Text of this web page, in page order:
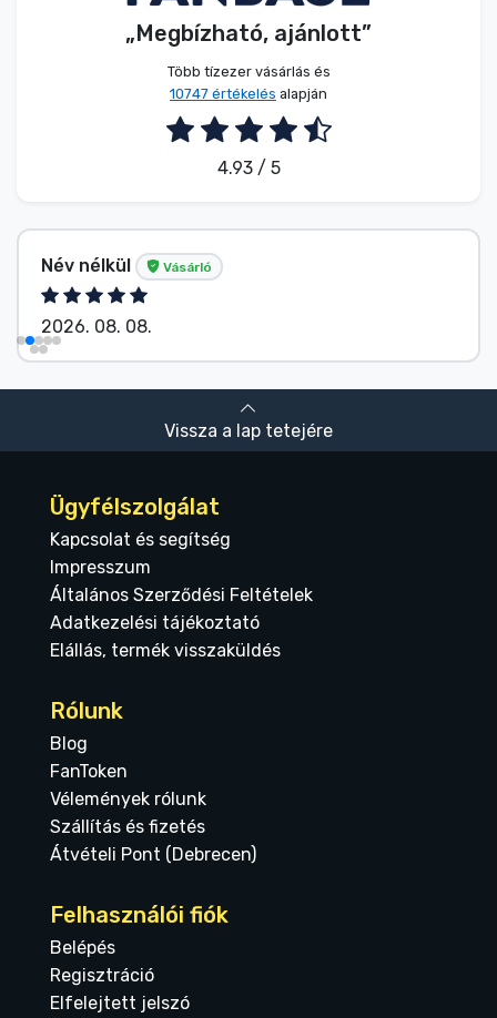
„Megbízható, ajánlott”
Több tízezer vásárlás és
10747 értékelés alapján
4.93 / 5
Név nélkül Vásárló
2026. 08. 08.
Vissza a lap tetejére
Ügyfélszolgálat
Kapcsolat és segítség
Impresszum
Általános Szerződési Feltételek
Adatkezelési tájékoztató
Elállás, termék visszaküldés
Rólunk
Blog
FanToken
Vélemények rólunk
Szállítás és fizetés
Átvételi Pont (Debrecen)
Felhasználói fiók
Belépés
Regisztráció
Elfelejtett jelszó